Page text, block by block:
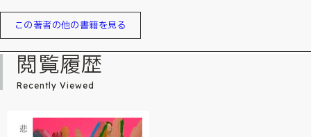
この著者の他の書籍を見る
閲覧履歴
Recently Viewed